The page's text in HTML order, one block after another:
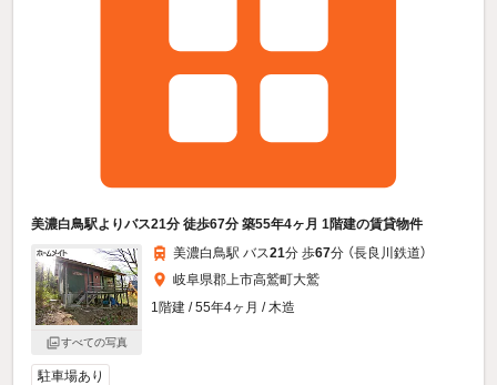
美濃白鳥駅よりバス21分 徒歩67分 築55年4ヶ月 1階建の賃貸物件
すべての写真
美濃白鳥駅 バス21分 歩67分 （長良川鉄道）
岐阜県郡上市高鷲町大鷲
1階建 / 55年4ヶ月 / 木造
駐車場あり